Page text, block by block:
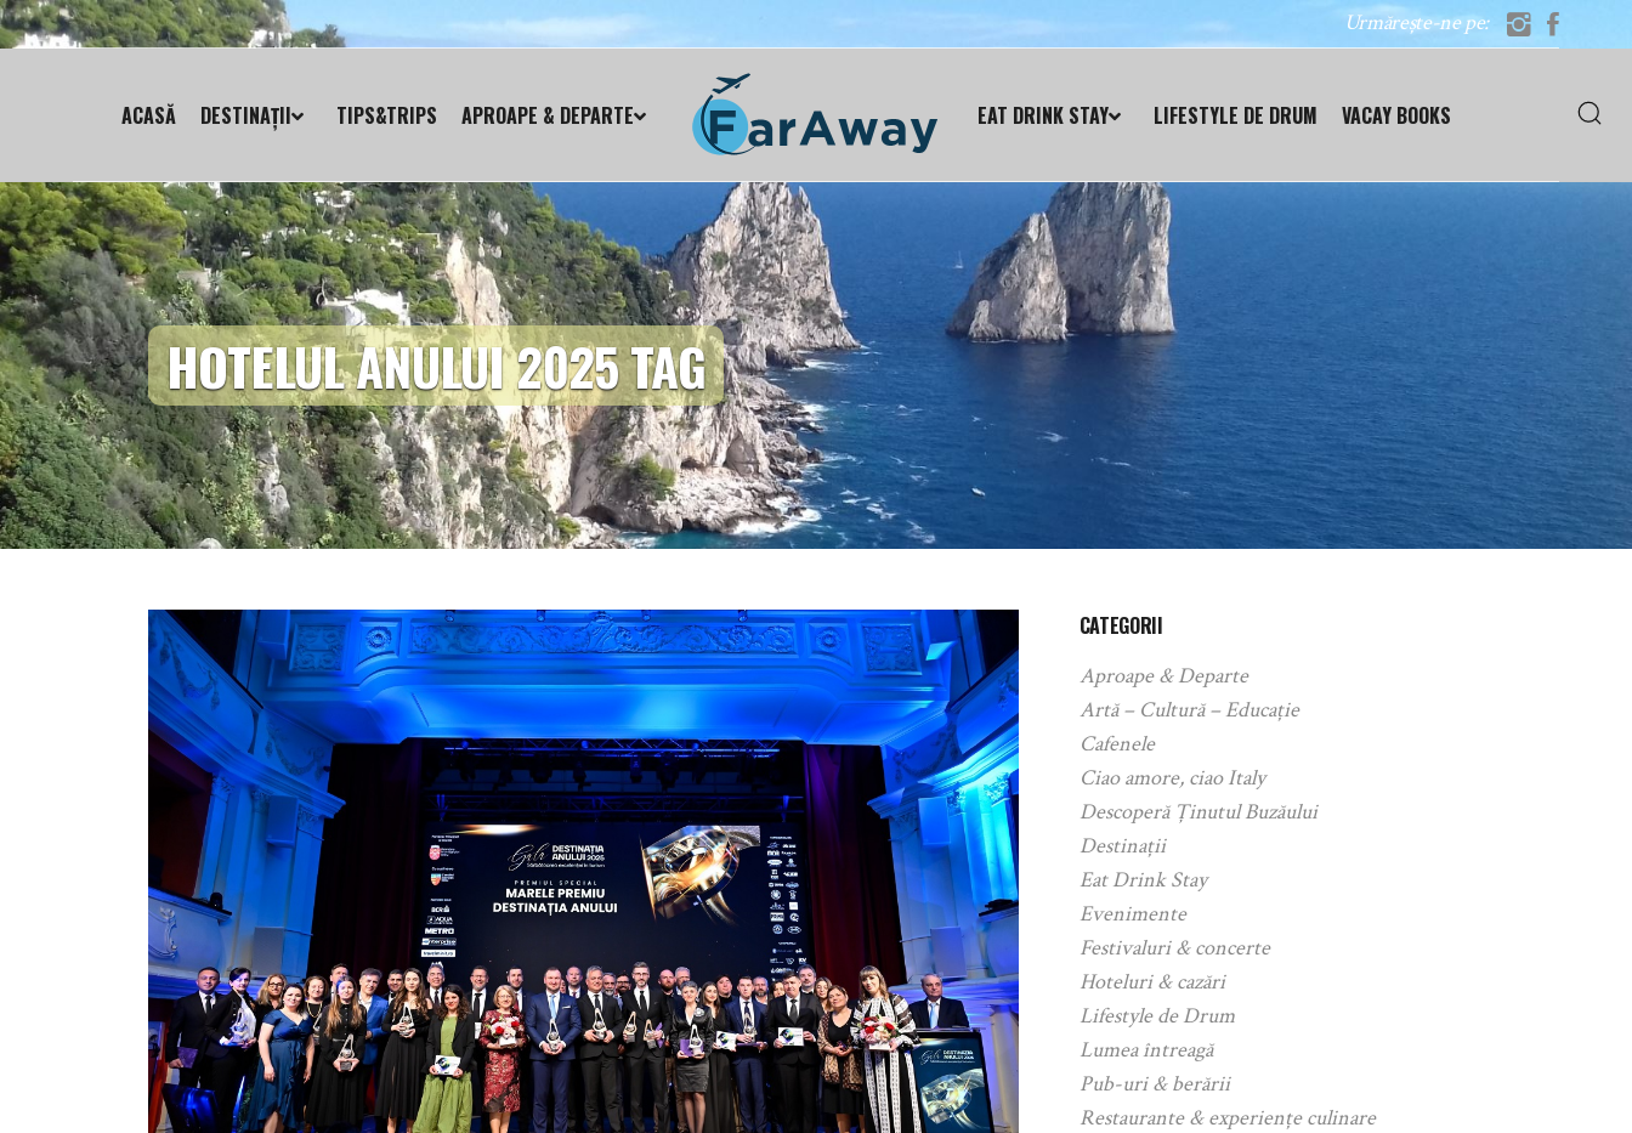
Urmărește-ne pe:
ACASĂ DESTINAȚII TIPS&TRIPS APROAPE & DEPARTE EAT DRINK STAY LIFESTYLE DE DRUM VACAY BOOKS
HOTELUL ANULUI 2025 TAG
CATEGORII
Aproape & Departe
Artă – Cultură – Educație
Cafenele
Ciao amore, ciao Italy
Descoperă Ținutul Buzăului
Destinații
Eat Drink Stay
Evenimente
Festivaluri & concerte
Hoteluri & cazări
Lifestyle de Drum
Lumea întreagă
Pub-uri & berării
Restaurante & experiențe culinare